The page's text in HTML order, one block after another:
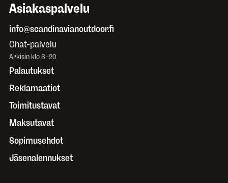
Asiakaspalvelu
info@scandinavianoutdoor.fi
Chat-palvelu
Arkisin klo 8–20
Palautukset
Reklamaatiot
Toimitustavat
Maksutavat
Sopimusehdot
Jäsenalennukset